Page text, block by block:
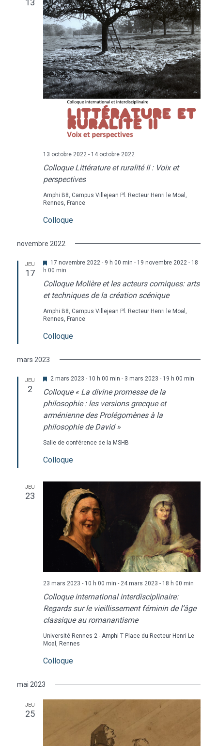
13
13 octobre 2022- 14 octobre 2022
Colloque Littérature et ruralité II : Voix et
perspectives
Amphi B8, Campus Villejean Pl. Recteur Henri le Moal,
Rennes, France
Colloque
novembre 2022
JEU
17
Mis
en
17 novembre 2022 - 9 h 00 min - 19 novembre 2022 - 18
h 00 min
Colloque Molière et les acteurs comiques: arts
et techniques de la création scénique
Amphi B8, Campus Villejean Pl. Recteur Henri le Moal,
Rennes, France
Colloque
mars 2023
JEU
2
Mis
avant
2 mars 2023 - 10 h 00 min - 3 mars 2023 - 19 h 00 min
Colloque « La divine promesse de la
philosophie : les versions grecque et
arménienne des Prolégomènes à la
philosophie de David »
Salle de conférence de la MSHB
Colloque
JEU
23
23 mars 2023 - 10 h 00 min - 24 mars 2023 - 18 h 00 min
Colloque international interdisciplinaire:
Regards sur le vieillissement féminin de l’âge
classique au romanantisme
Université Rennes 2 - Amphi T Place du Recteur Henri Le
Moal, Rennes
Colloque
mai 2023
JEU
25